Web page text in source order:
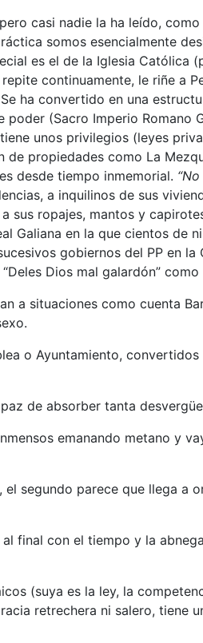
casi nadie la ha leído,
somos esencialmente
es el de la Iglesia Católica
continuamente, le riñe a
ha convertido en una
(Sacro Imperio Romano
unos privilegios (leyes
de propiedades como La
desde tiempo inmemorial.
a inquilinos de sus
sus ropajes, mantos y
Galiana en la que cientos de
gobiernos del PP en la
Dios mal galardón”
a situaciones como cuenta
o Ayuntamiento,
de absorber tanta
emanando metano y
segundo parece que llega a
final con el tiempo y la
(suya es la ley, la
retrechera ni salero, tiene